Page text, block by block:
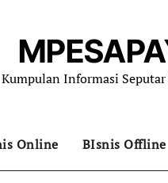
Kumpulan Informasi
Online BIsnis Offline